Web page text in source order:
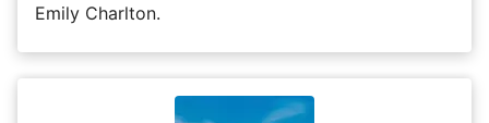
Emily Charlton.